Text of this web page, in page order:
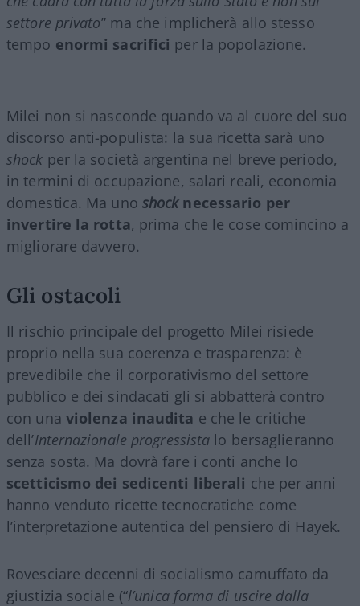
settore privato” ma che implicherà allo stesso
tempo enormi sacrifici per la popolazione.
Milei non si nasconde quando va al cuore del suo
discorso anti-populista: la sua ricetta sarà uno
shock per la società argentina nel breve periodo,
in termini di occupazione, salari reali, economia
domestica. Ma uno shock necessario per
invertire la rotta, prima che le cose comincino a
migliorare davvero.
Gli ostacoli
Il rischio principale del progetto Milei risiede
proprio nella sua coerenza e trasparenza: è
prevedibile che il corporativismo del settore
pubblico e dei sindacati gli si abbatterà contro
con una violenza inaudita e che le critiche
dell’Internazionale progressista lo bersaglieranno
senza sosta. Ma dovrà fare i conti anche lo
scetticismo dei sedicenti liberali che per anni
hanno venduto ricette tecnocratiche come
l’interpretazione autentica del pensiero di Hayek.
Rovesciare decenni di socialismo camuffato da
giustizia sociale (“l’unica forma di uscire dalla